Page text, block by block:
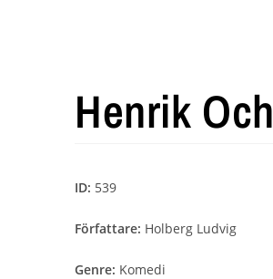
Henrik
ID: 539
Författare: Holberg Ludvig
Genre: Komedi